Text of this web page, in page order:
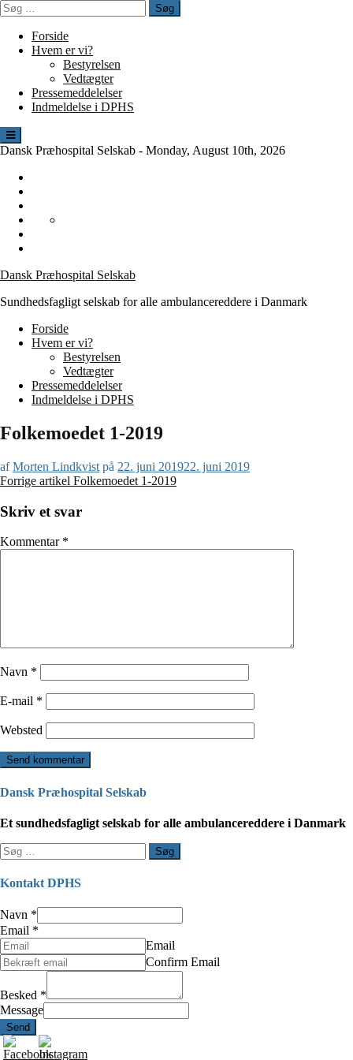
Spring
til
indhold
Søg
efter:
Forside
Hvem er vi?
Bestyrelsen
Vedtægter
Pressemeddelelser
Indmeldelse i DPHS
Dansk Præhospital Selskab - Monday, August 10th, 2026
2021
Dansk Præhospital Selskab
Sundhedsfagligt selskab for alle ambulancereddere i Danmark
Forside
Hvem er vi?
Bestyrelsen
Vedtægter
Pressemeddelelser
Indmeldelse i DPHS
Folkemoedet 1-2019
afMorten Lindkvist på 22. juni 201922. juni 2019
Læs
videre
Forrige artikel Folkemoedet 1-2019
Skriv et svar
Kommentar *
Navn *
E-mail *
Websted
Dansk Præhospital Selskab
Et sundhedsfagligt selskab for alle ambulancereddere i Danmark
Søg
efter:
Kontakt DPHS
Navn *
Email *
Email
Confirm Email
Besked *
Message
Send